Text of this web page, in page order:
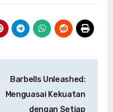
Barbells Unleashed:
Menguasai Kekuatan
dengan Setiap